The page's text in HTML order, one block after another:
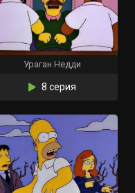
Ураган Недди
8 серия